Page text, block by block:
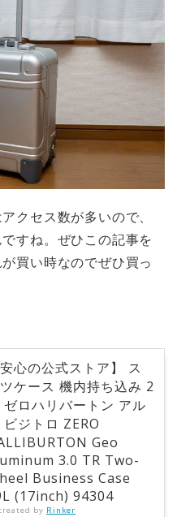
クセス数が多いので、
すね。ぜひこの記事を
買い時なのでぜひ買っ
安心の公式ストア】 ス
ケース 機内持ち込み 2
ゼロハリバートン アル
ビジトロ ZERO
Geo
3.0 TR Two-
Business Case
(17inch) 94304
by Rinker